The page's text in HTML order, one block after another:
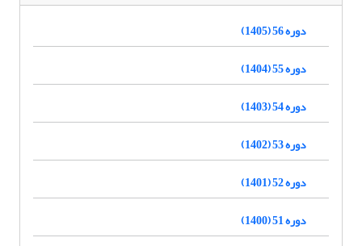
دوره 56 (1405)
دوره 55 (1404)
دوره 54 (1403)
دوره 53 (1402)
دوره 52 (1401)
دوره 51 (1400)